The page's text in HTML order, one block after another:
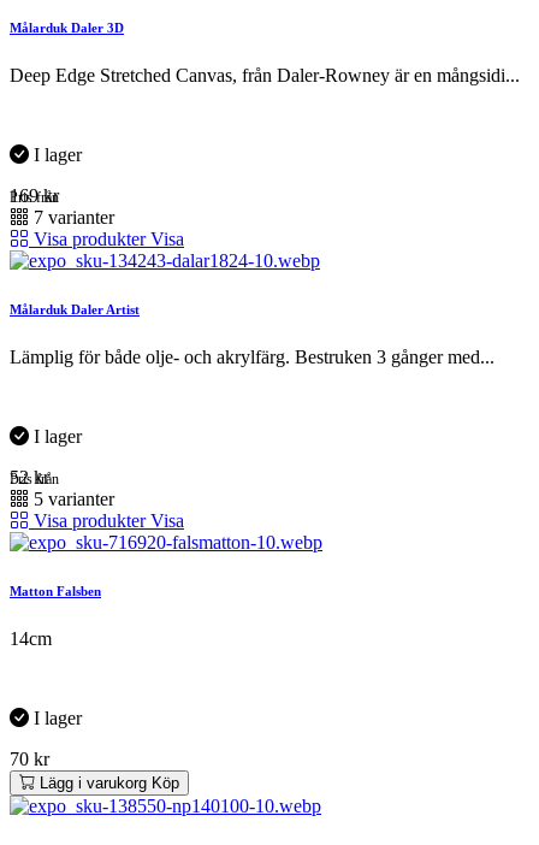
Målarduk Daler 3D
Deep Edge Stretched Canvas, från Daler-Rowney är en mångsidi...
I lager
Pris från
169kr
7 varianter
Visa produkter Visa
Målarduk Daler Artist
Lämplig för både olje- och akrylfärg. Bestruken 3 gånger med...
I lager
Pris från
52kr
5 varianter
Visa produkter Visa
Matton Falsben
14cm
I lager
70 kr
Lägg i varukorg Köp